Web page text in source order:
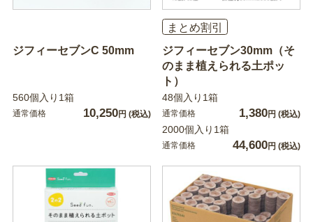
ジフィーセブンC 50mm
560個入り1箱
通常価格 10,250円 (税込)
まとめ割引
ジフィーセブン30mm（そ
のまま植えられる土ポッ
ト）
48個入り1箱
通常価格 1,380円 (税込)
2000個入り1箱
通常価格 44,600円 (税込)